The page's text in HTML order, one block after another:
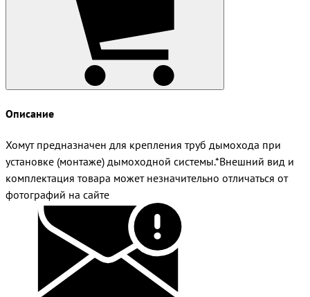
Описание
Хомут предназначен для крепления труб дымохода при
установке (монтаже) дымоходной системы.*Внешний вид и
комплектация товара может незначительно отличаться от
фотографий на сайте